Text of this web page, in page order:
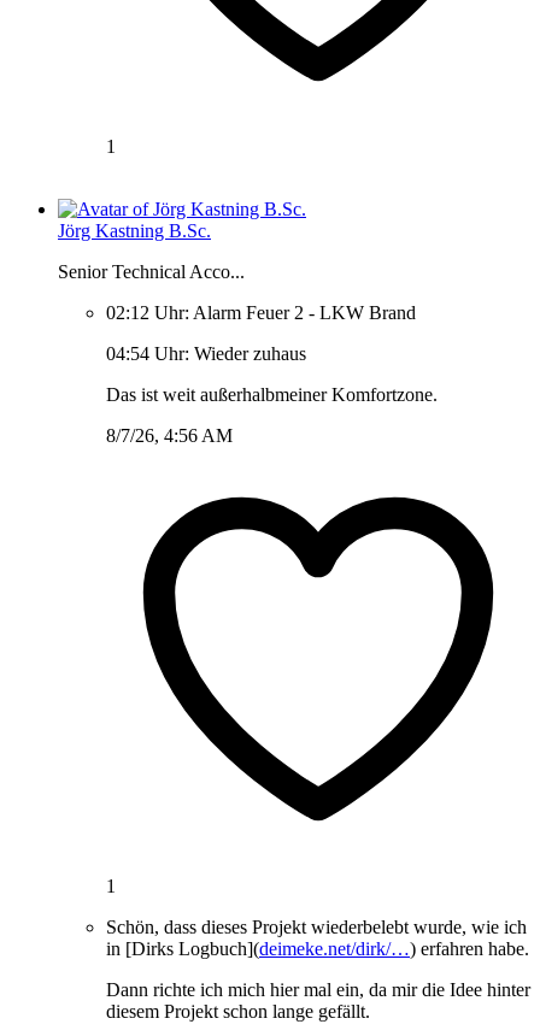
1
Jörg Kastning B.Sc.
Senior Technical Acco...
02:12 Uhr: Alarm Feuer 2 - LKW Brand
04:54 Uhr: Wieder zuhaus
Das ist weit außerhalbmeiner Komfortzone.
8/7/26, 4:56 AM
1
Schön, dass dieses Projekt wiederbelebt wurde, wie ich
in [Dirks Logbuch](deimeke.net/dirk/…) erfahren habe.
Dann richte ich mich hier mal ein, da mir die Idee hinter
diesem Projekt schon lange gefällt.